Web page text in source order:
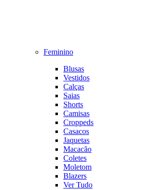
Feminino
Blusas
Vestidos
Calças
Saias
Shorts
Camisas
Croppeds
Casacos
Jaquetas
Macacão
Coletes
Moletom
Blazers
Ver Tudo